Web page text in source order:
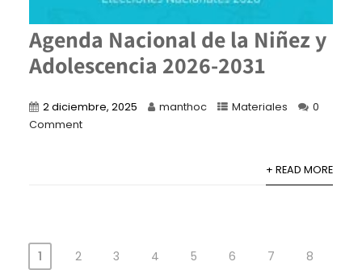
Agenda Nacional de la Niñez y
Adolescencia 2026-2031
2 diciembre, 2025 manthoc Materiales
0
Comment
+ READ MORE
1 2 3 4 5 6 7 8